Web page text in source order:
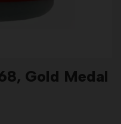
Gold Medal